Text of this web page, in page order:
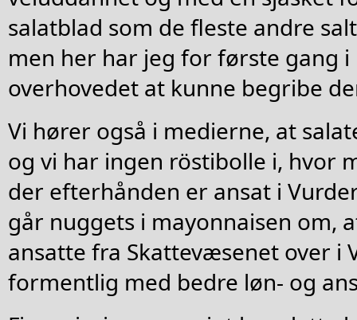
salatblad som de fleste andre
men her har jeg for første gang
overhovedet at kunne begribe
Vi hører også i medierne, at
og vi har ingen röstibolle i, hvor
der efterhånden er ansat i
går nuggets i mayonnaisen om,
ansatte fra Skattevæsenet over i
formentlig med bedre løn- og